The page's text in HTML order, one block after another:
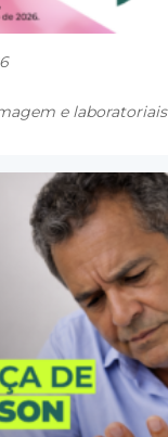
e laboratoriais